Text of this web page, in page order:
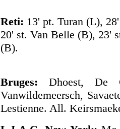
Reti: 13' pt. Turan (L),
20' st. Van Belle (B), 23'
(B).
Bruges: Dhoest, De
Vanwildemeersch,
Lestienne. All.